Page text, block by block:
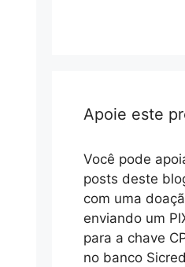
Apoie este
Você pode
posts deste
com uma
enviando um
para a chave
no banco